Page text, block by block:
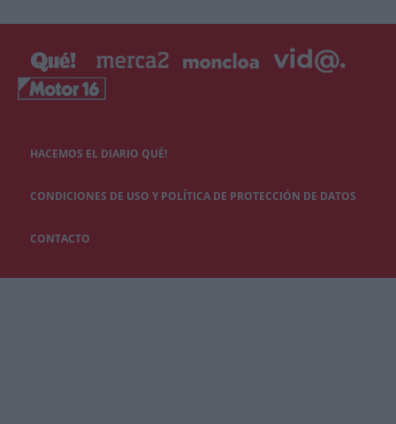
HACEMOS EL DIARIO QUÉ!
CONDICIONES DE USO Y POLÍTICA DE PROTECCIÓN DE DATOS
CONTACTO